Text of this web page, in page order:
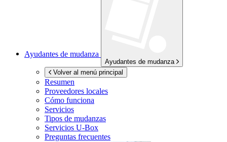
Ayudantes de mudanza
Ayudantes de mudanza
Volver al menú principal
Resumen
Proveedores locales
Cómo funciona
Servicios
Tipos de mudanzas
Servicios U-Box
Preguntas frecuentes